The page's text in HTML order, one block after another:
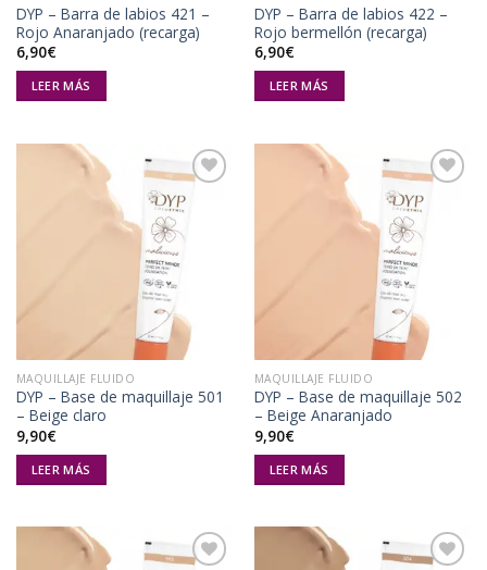
DYP – Barra de labios 421 –
Rojo Anaranjado (recarga)
6,90€
LEER MÁS
DYP – Barra de labios 422 –
Rojo bermellón (recarga)
6,90€
LEER MÁS
Añadir
lista de
MAQUILLAJE FLUIDO
DYP – Base de maquillaje 501
– Beige claro
9,90€
LEER MÁS
Añadir
lista de
MAQUILLAJE FLUIDO
DYP – Base de maquillaje 502
– Beige Anaranjado
9,90€
LEER MÁS